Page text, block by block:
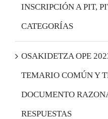
INSCRIPCIÓN A PIT,
CATEGORÍAS
OSAKIDETZA OPE
TEMARIO COMÚN Y
DOCUMENTO
RESPUESTAS